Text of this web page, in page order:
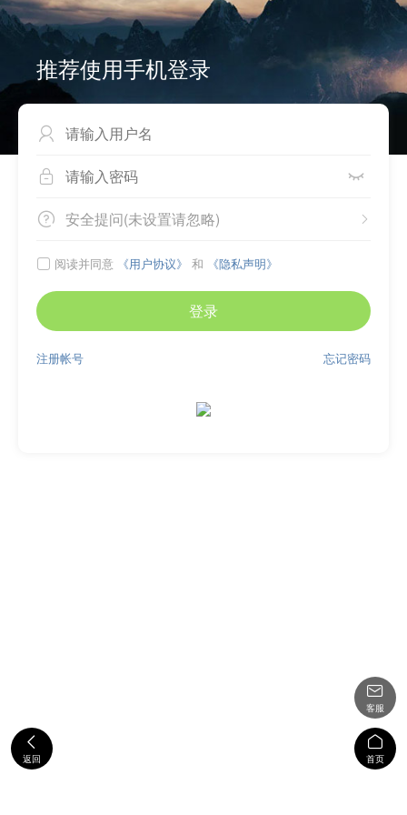
推荐使用手机登录

 
 
安全提问(未设置请忽略)
 阅读并同意 《用户协议》 和 《隐私声明》
登录
忘记密码
注册帐号

返回

客服

首页